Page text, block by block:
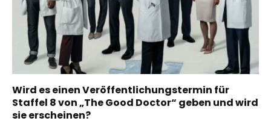
Wird es einen Veröffentlichungstermin für
Staffel 8 von „The Good Doctor“ geben und wird
sie erscheinen?